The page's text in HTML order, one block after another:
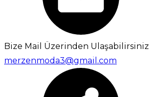
Bize Mail Üzerinden Ulaşabilirsiniz
merzenmoda3@gmail.com